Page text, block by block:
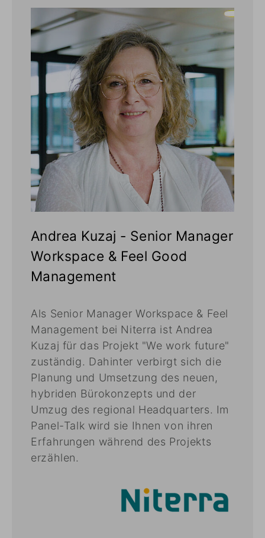
Andrea Kuzaj - Senior Manager
Workspace & Feel Good
Management
Als Senior Manager Workspace & Feel
Management bei Niterra ist Andrea
Kuzaj für das Projekt "We work future"
zuständig. Dahinter verbirgt sich die
Planung und Umsetzung des neuen,
hybriden Bürokonzepts und der
Umzug des regional Headquarters. Im
Panel-Talk wird sie Ihnen von ihren
Erfahrungen während des Projekts
erzählen.